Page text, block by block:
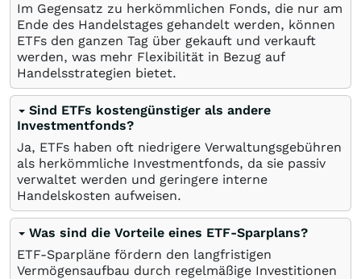
Im Gegensatz zu herkömmlichen Fonds, die nur am
Ende des Handelstages gehandelt werden, können
ETFs den ganzen Tag über gekauft und verkauft
werden, was mehr Flexibilität in Bezug auf
Handelsstrategien bietet.
Sind ETFs kostengünstiger als andere
Investmentfonds?
Ja, ETFs haben oft niedrigere Verwaltungsgebühren
als herkömmliche Investmentfonds, da sie passiv
verwaltet werden und geringere interne
Handelskosten aufweisen.
Was sind die Vorteile eines ETF-Sparplans?
ETF-Sparpläne fördern den langfristigen
Vermögensaufbau durch regelmäßige Investitionen